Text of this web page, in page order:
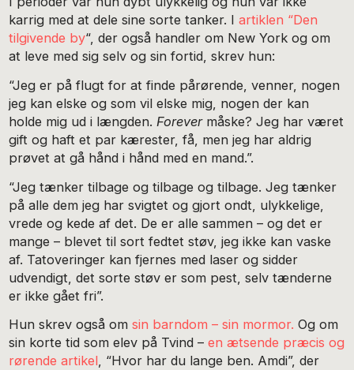
karrig med at dele sine sorte tanker. Iartiklen “Den
tilgivende by“, der også handler om New York og om
at leve med sig selv og sin fortid, skrev hun:
“Jeg er på flugt for at finde pårørende, venner, nogen
jeg kan elske og som vil elske mig, nogen der kan
holde mig ud i længden. Forevermåske? Jeg har været
gift og haft et par kærester, få, men jeg har aldrig
prøvet at gå hånd i hånd med en mand.”.
“Jeg tænker tilbage og tilbage og tilbage. Jeg tænker
på alle dem jeg har svigtet og gjort ondt, ulykkelige,
vrede og kede af det. De er alle sammen – og det er
mange – blevet til sort fedtet støv, jeg ikke kan vaske
af. Tatoveringer kan fjernes med laser og sidder
udvendigt, det sorte støv er som pest, selv tænderne
er ikke gået fri”.
Hun skrev også omsin barndom – sin mormor. Og om
sin korte tid som elev på Tvind –en ætsende præcis og
rørende artikel, “Hvor har du lange ben. Amdi”, der